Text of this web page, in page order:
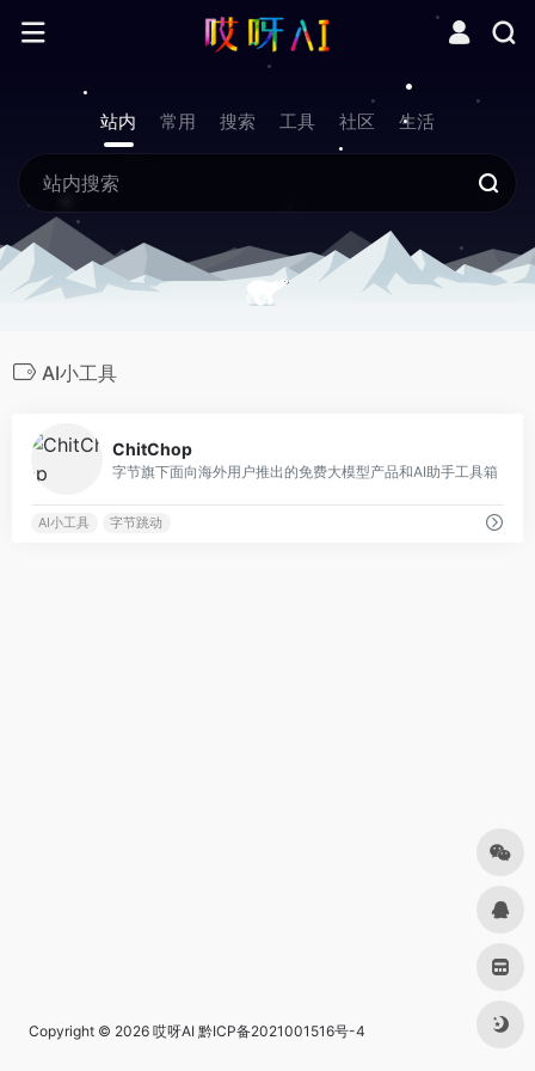
站内 常用 搜索 工具 社区 生活
AI小工具
ChitChop
字节旗下面向海外用户推出的免费大模型产品和AI助手工具箱
AI小工具 字节跳动
Copyright © 2026 哎呀AI 黔ICP备2021001516号-4